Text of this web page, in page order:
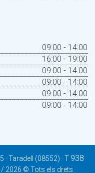
09:00 - 14:00
16:00 - 19:00
09:00 - 14:00
09:00 - 14:00
09:00 - 14:00
09:00 - 14:00
· Taradell (08552) · T 938
/ 2026 © Tots els drets